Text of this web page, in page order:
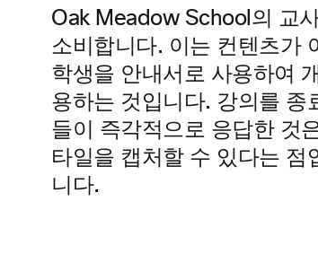
Oak Meadow School의 교
소비합니다. 이는 컨텐츠가
학생을 안내서로 사용하여
용하는 것입니다. 강의를
들이 즉각적으로 응답한 것
타일을 캡처할 수 있다는 점
니다.